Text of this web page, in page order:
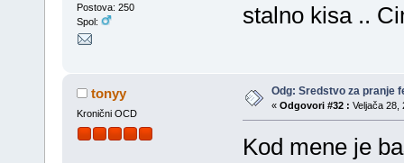
Postova: 250
Spol:
stalno kisa ..
tonyy
Kronični OCD
Odg: Sredstvo za pranje
« Odgovori #32 : Veljača 28,
Kod mene je